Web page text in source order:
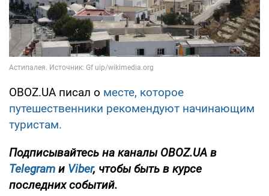
OBOZ.UA писал о месте, которое
путешественники рекомендуют начинающим
туристам.
Подписывайтесь на каналы OBOZ.UA в
Telegram и Viber, чтобы быть в курсе
последних событий.